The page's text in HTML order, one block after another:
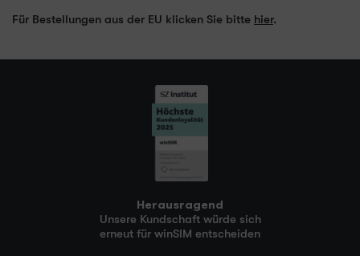
Für Bestellungen aus der EU klicken Sie bitte hier.
Herausragend
Unsere Kundschaft würde sich
erneut für winSIM entscheiden